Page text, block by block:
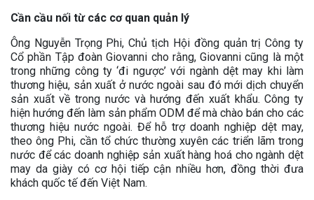
Cần cầu nối từ các cơ quan quản lý
Ông Nguyễn Trọng Phi, Chủ tịch Hội đồng quản trị Công ty
Cổ phần Tập đoàn Giovanni cho rằng, Giovanni cũng là một
trong những công ty ‘đi ngược’ với ngành dệt may khi làm
thương hiệu, sản xuất ở nước ngoài sau đó mới dịch chuyển
sản xuất về trong nước và hướng đến xuất khẩu. Công ty
hiện hướng đến làm sản phẩm ODM để mà chào bán cho các
thương hiệu nước ngoài. Để hỗ trợ doanh nghiệp dệt may,
theo ông Phi, cần tổ chức thường xuyên các triển lãm trong
nước để các doanh nghiệp sản xuất hàng hoá cho ngành dệt
may da giày có cơ hội tiếp cận nhiều hơn, đồng thời đưa
khách quốc tế đến Việt Nam.